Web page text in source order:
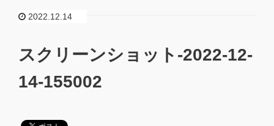
2022.12.14
スクリーンショット-2022-12-
14-155002